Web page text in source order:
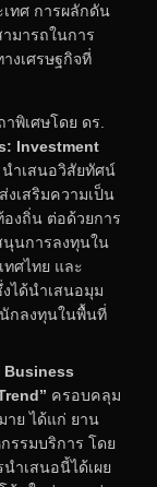
ทศ การผลักดัน
มารถในการ
งเศรษฐกิจที่
พิเศษโดย ดร.
Investment
นำเสนอวิสัยทัศน์
เสริมความเป็น
งถิ่น ต่อด้วยการ
นุนการลงทุนใน
ศไทย และ
ได้นำเสนอมุม
นักลงทุนในพื้นที่
Business
ครอบคลุม
าย ได้แก่ ยาน
รรมบริการ โดย
ำเสนอนี้ได้เผย